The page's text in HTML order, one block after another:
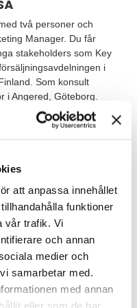
att anpassa innehållet
funktioner
vår trafik. Vi
och annan
medier och
samarbetar med.
med annan
eller som de har
två personer och
Manager. Du får
stakeholders som Key
i
Som konsult
i Angered, Göteborg.
och under 9 månader.
förlängt. Uppdraget
från consumer
av liknande